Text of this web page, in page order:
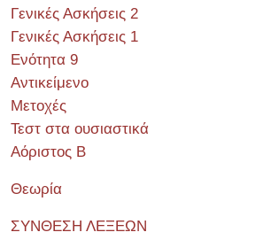
Γενικές Ασκήσεις 2
Γενικές Ασκήσεις 1
Ενότητα 9
Αντικείμενο
Μετοχές
Τεστ στα ουσιαστικά
Αόριστος Β
Θεωρία
ΣΥΝΘΕΣΗ ΛΕΞΕΩΝ